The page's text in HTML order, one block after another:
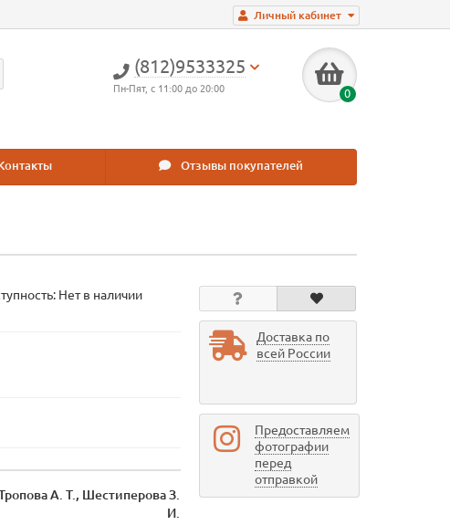
Личный кабинет
(812)9533325
Пн-Пят, с 11:00 до 20:00 0
Отзывы покупателей
Нет в наличии
А. Т., Шестиперова З.
И.
Доставка по
всей России
Предоставляем
фотографии
перед
отправкой